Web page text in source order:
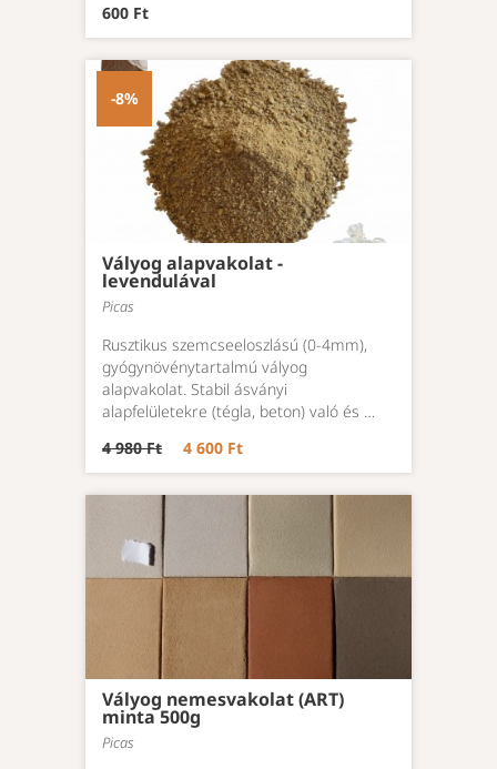
600 Ft
-8%
Vályog alapvakolat -
levendulával
Picas
Rusztikus szemcseeloszlású (0-4mm),
gyógynövénytartalmú vályog
alapvakolat. Stabil ásványi
alapfelületekre (tégla, beton) való és …
4 980 Ft
4 600 Ft
Vályog nemesvakolat (ART)
minta 500g
Picas